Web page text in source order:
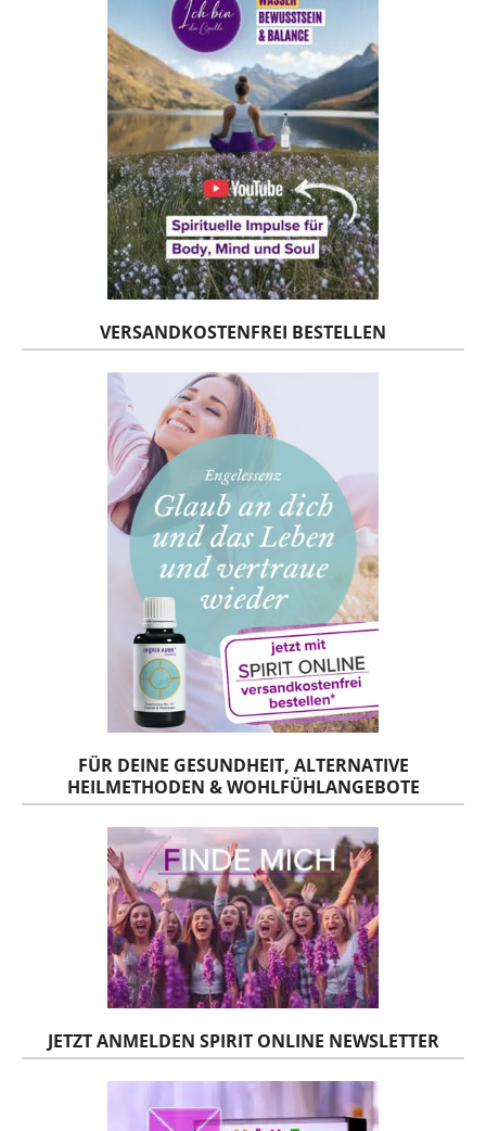
VERSANDKOSTENFREI BESTELLEN
FÜR DEINE GESUNDHEIT, ALTERNATIVE
HEILMETHODEN & WOHLFÜHLANGEBOTE
JETZT ANMELDEN SPIRIT ONLINE NEWSLETTER